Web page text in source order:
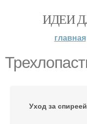
ИДЕИ
главная
Уход за спиреей